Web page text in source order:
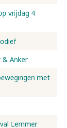
vrijdag 4
& Anker
met
Lemmer